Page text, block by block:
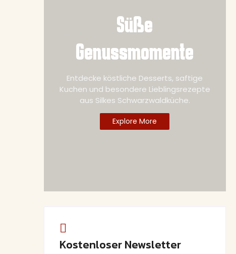
Süße
Genussmomente
Entdecke köstliche Desserts, saftige
Kuchen und besondere Lieblingsrezepte
aus Silkes Schwarzwaldküche.
Explore More
Kostenloser Newsletter